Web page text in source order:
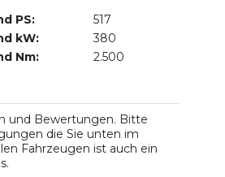
PS:
517
kW:
380
Nm:
2.500
und Bewertungen. Bitte
die Sie unten im
Fahrzeugen ist auch ein